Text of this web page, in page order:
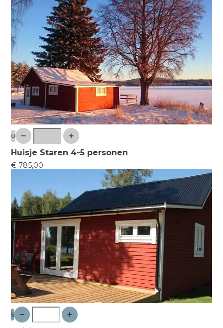
0
Huisje Staren 4-5 personen
€ 785,00
5